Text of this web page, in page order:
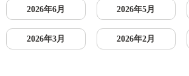
2026年6月 2026年5月
2026年3月 2026年2月